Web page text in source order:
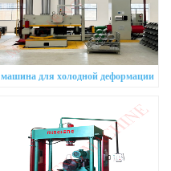
машина для холодной деформации